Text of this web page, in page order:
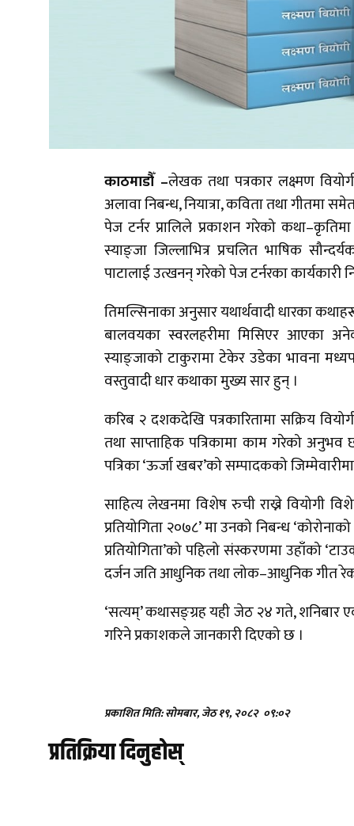
काठमाडौँ –लेखक तथा पत्रकार लक्ष्मण
अलावा निबन्ध, नियात्रा, कविता तथा
पेज टर्नर प्रालिले प्रकाशन गरेको
स्याङ्जा जिल्लाभित्र प्रचलित भाषिक
पाटालाई उत्खनन् गरेको पेज टर्नरका
तिमल्सिनाका अनुसार यथार्थवादी धारका
बालवयका स्वरलहरीमा मिसिएर आएका
स्याङ्जाको टाकुरामा टेकेर उडेका भावना
वस्तुवादी धार कथाका मुख्य सार हुन् ।
करिब २ दशकदेखि पत्रकारितामा सक्रिय
तथा साप्ताहिक पत्रिकामा काम गरेको अनुभव
पत्रिका ‘ऊर्जा खबर’को सम्पादकको
साहित्य लेखनमा विशेष रुची राख्ने वियोगी
प्रतियोगिता २०७८’ मा उनको निबन्ध
प्रतियोगिता’को पहिलो संस्करणमा उहाँको
दर्जन जति आधुनिक तथा लोक–आधुनिक गीत
‘सत्यम्’ कथासङ्ग्रह यही जेठ २४ गते, शनिबार
गरिने प्रकाशकले जानकारी दिएको छ ।
प्रकाशित मिति: सोमबार, जेठ १९, २०८२ ०९:०२
प्रतिक्रिया दिनुहोस्